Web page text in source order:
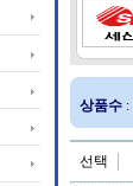
상품수 :
선택